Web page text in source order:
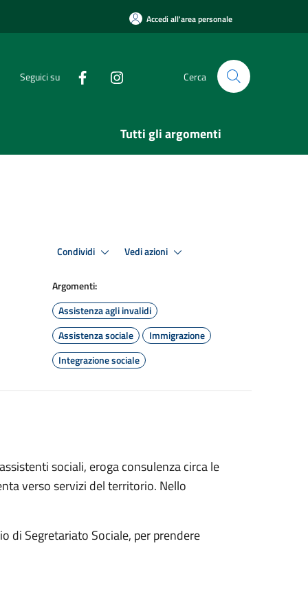
Accedi all'area personale
Seguici su Cerca
Tutti gli argomenti
Condividi Vedi azioni
Argomenti:
Assistenza agli invalidi
Assistenza sociale
Immigrazione
Integrazione sociale
sociali, eroga consulenza circa le
verso servizi del territorio. Nello
di Segretariato Sociale, per prendere